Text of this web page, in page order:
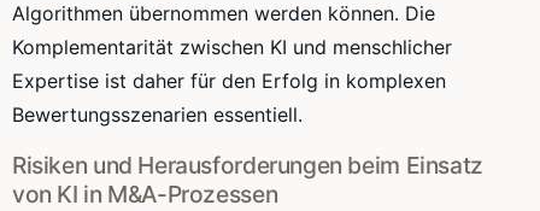
Algorithmen übernommen werden können. Die
Komplementarität zwischen KI und menschlicher
Expertise ist daher für den Erfolg in komplexen
Bewertungsszenarien essentiell.
Risiken und Herausforderungen beim Einsatz
von KI in M&A-Prozessen